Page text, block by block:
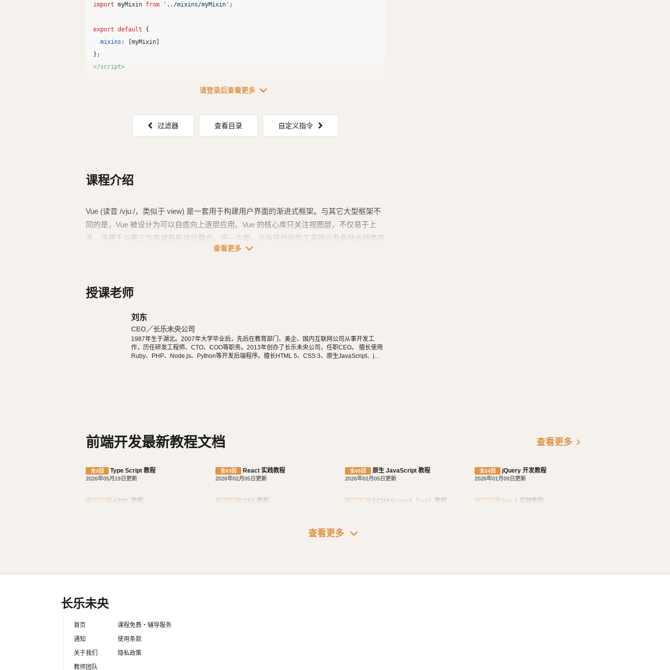
import myMixin from ' ../mixins/myMixin ' ;
export default
{
mixins : myMixin
};
</script>
请登录后查看更多 expand_more
过滤器 查看目录 自定义指令
课程介绍
Vue (读音 /vjuː/，类似于 view) 是一套用于构建用户界面的渐进式框架。与其它大型框架不
同的是，Vue 被设计为可以自底向上逐层应用。Vue 的核心库只关注视图层，不仅易于上
手，还便于与第三方库或既有项目整合。另一方面，当与现代化的工具链以及各种支持类库
结合使用时，Vue 也完全能够为复杂的单页应用提供驱动。
查看更多 expand_more
授课老师
刘东
CEO／长乐未央公司
1987年生于湖北。2007年大学毕业后，先后在教育部门、美企、国内互联网公司从事开发工
作，历任研发工程师、CTO、COO等职务。2013年创办了长乐未央公司，任职CEO。 擅长使用
Ruby、PHP、Node.js、Python等开发后端程序。擅长HTML 5、CSS 3、原生JavaScript、jQu
前端开发最新教程文档 查看更多 chevron_right
全3回 Type Script 教程
2026年05月19日更新
全43回 React 实践教程
2026年02月05日更新
全45回 原生 JavaScript 教程
2026年02月05日更新
全24回 jQuery 开发教程
2026年01月09日更新
全12回 HTML 教程 全33回 CSS 教程 全21回 ECMAScript 6（es6）教程 全82回 Vue 2 实践教程
查看更多 expand_more
长乐未央
首页
通知
关于我们
教师团队
课程免费・辅导服务
使用条款
隐私政策